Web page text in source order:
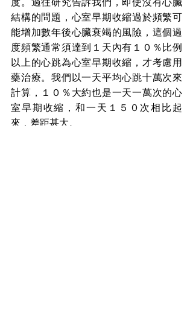
結構的問題，心室早期收縮過於頻繁可
能增加數年後心臟衰竭的風險，這個過
度頻繁通常須達到１天內有１０％比例
以上的心跳為心室早期收縮，才考慮用
藥治療。我們以一天平均心跳十萬次來
計算，１０％大約也是一天一萬次的心
室早期收縮，和一天１５０次相比起
來，差距甚大。